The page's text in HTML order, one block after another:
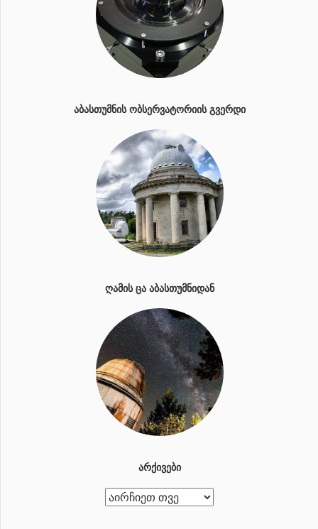
ᲐᲑᲐᲡᲗᲣᲛᲜᲘᲡ ᲝᲑᲡᲔᲠᲕᲐᲢᲝᲠᲘᲘᲡ ᲒᲕᲔᲠᲓᲘ
ᲦᲐᲛᲘᲡ ᲪᲐ ᲐᲑᲐᲡᲗᲣᲛᲜᲘᲓᲐᲜ
ᲐᲠᲥᲘᲕᲔᲑᲘ
ა